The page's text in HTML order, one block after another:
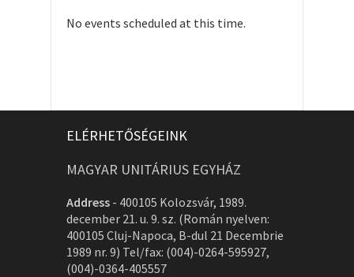
No events scheduled at this time.
ELÉRHETŐSÉGEINK
MAGYAR UNITÁRIUS EGYHÁZ
Address - 400105 Kolozsvár, 1989.
december 21. u. 9. sz. (Román nyelven:
400105 Cluj-Napoca, B-dul 21 Decembrie
1989 nr. 9) Tel/fax: (004)-0264-595927,
(004)-0364-405557